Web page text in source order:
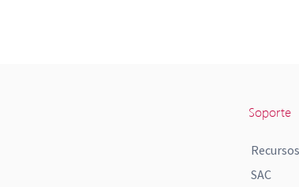
Soporte
Recursos
SAC